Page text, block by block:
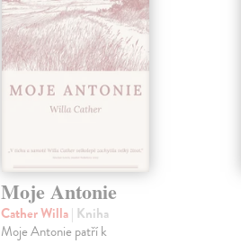
Moje Antonie
Cather Willa| Kniha
Moje Antonie patří k